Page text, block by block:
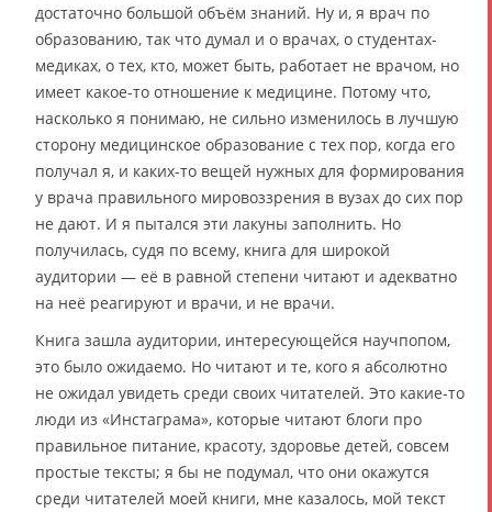
достаточно большой объём знаний. Ну и, я врач по
образованию, так что думал и о врачах, о студентах-
медиках, о тех, кто, может быть, работает не врачом, но
имеет какое-то отношение к медицине. Потому что,
насколько я понимаю, не сильно изменилось в лучшую
сторону медицинское образование с тех пор, когда его
получал я, и каких-то вещей нужных для формирования
у врача правильного мировоззрения в вузах до сих пор
не дают. И я пытался эти лакуны заполнить. Но
получилась, судя по всему, книга для широкой
аудитории — её в равной степени читают и адекватно
на неё реагируют и врачи, и не врачи.
Книга зашла аудитории, интересующейся научпопом,
это было ожидаемо. Но читают и те, кого я абсолютно
не ожидал увидеть среди своих читателей. Это какие-то
люди из «Инстаграма», которые читают блоги про
правильное питание, красоту, здоровье детей, совсем
простые тексты; я бы не подумал, что они окажутся
среди читателей моей книги, мне казалось, мой текст